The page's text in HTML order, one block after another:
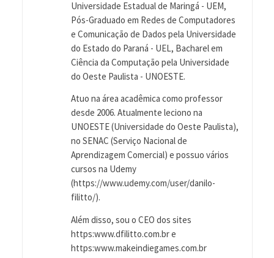
Universidade Estadual de Maringá - UEM,
Pós-Graduado em Redes de Computadores
e Comunicação de Dados pela Universidade
do Estado do Paraná - UEL, Bacharel em
Ciência da Computação pela Universidade
do Oeste Paulista - UNOESTE.
Atuo na área acadêmica como professor
desde 2006. Atualmente leciono na
UNOESTE (Universidade do Oeste Paulista),
no SENAC (Serviço Nacional de
Aprendizagem Comercial) e possuo vários
cursos na Udemy
(https://www.udemy.com/user/danilo-
filitto/).
Além disso, sou o CEO dos sites
https:www.dfilitto.com.br e
https:www.makeindiegames.com.br